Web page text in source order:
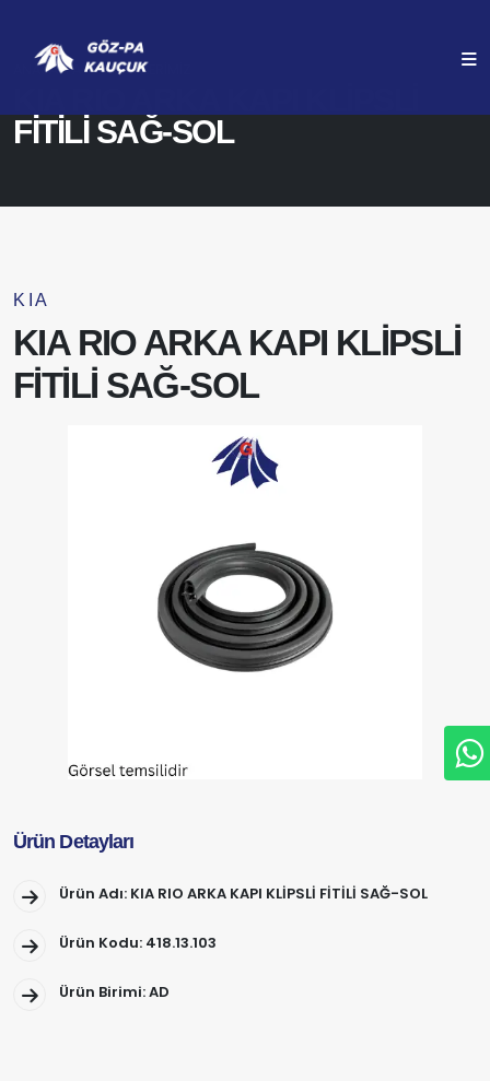
FİTİLİ SAĞ-SOL
ANASAYFA ÜRÜNLERIMIZ
KIA
KIA RIO ARKA KAPI KLİPSLİ
FİTİLİ SAĞ-SOL
Ürün Detayları
Ürün Adı: KIA RIO ARKA KAPI KLİPSLİ FİTİLİ SAĞ-SOL
Ürün Kodu: 418.13.103
Ürün Birimi: AD